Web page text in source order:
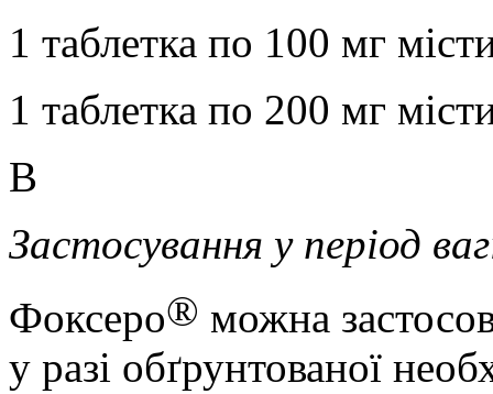
1 таблетка по 100 мг
1 таблетка по 200 мг
В
Застосування у період
Фоксеро® можна
у разі обґрунтованої